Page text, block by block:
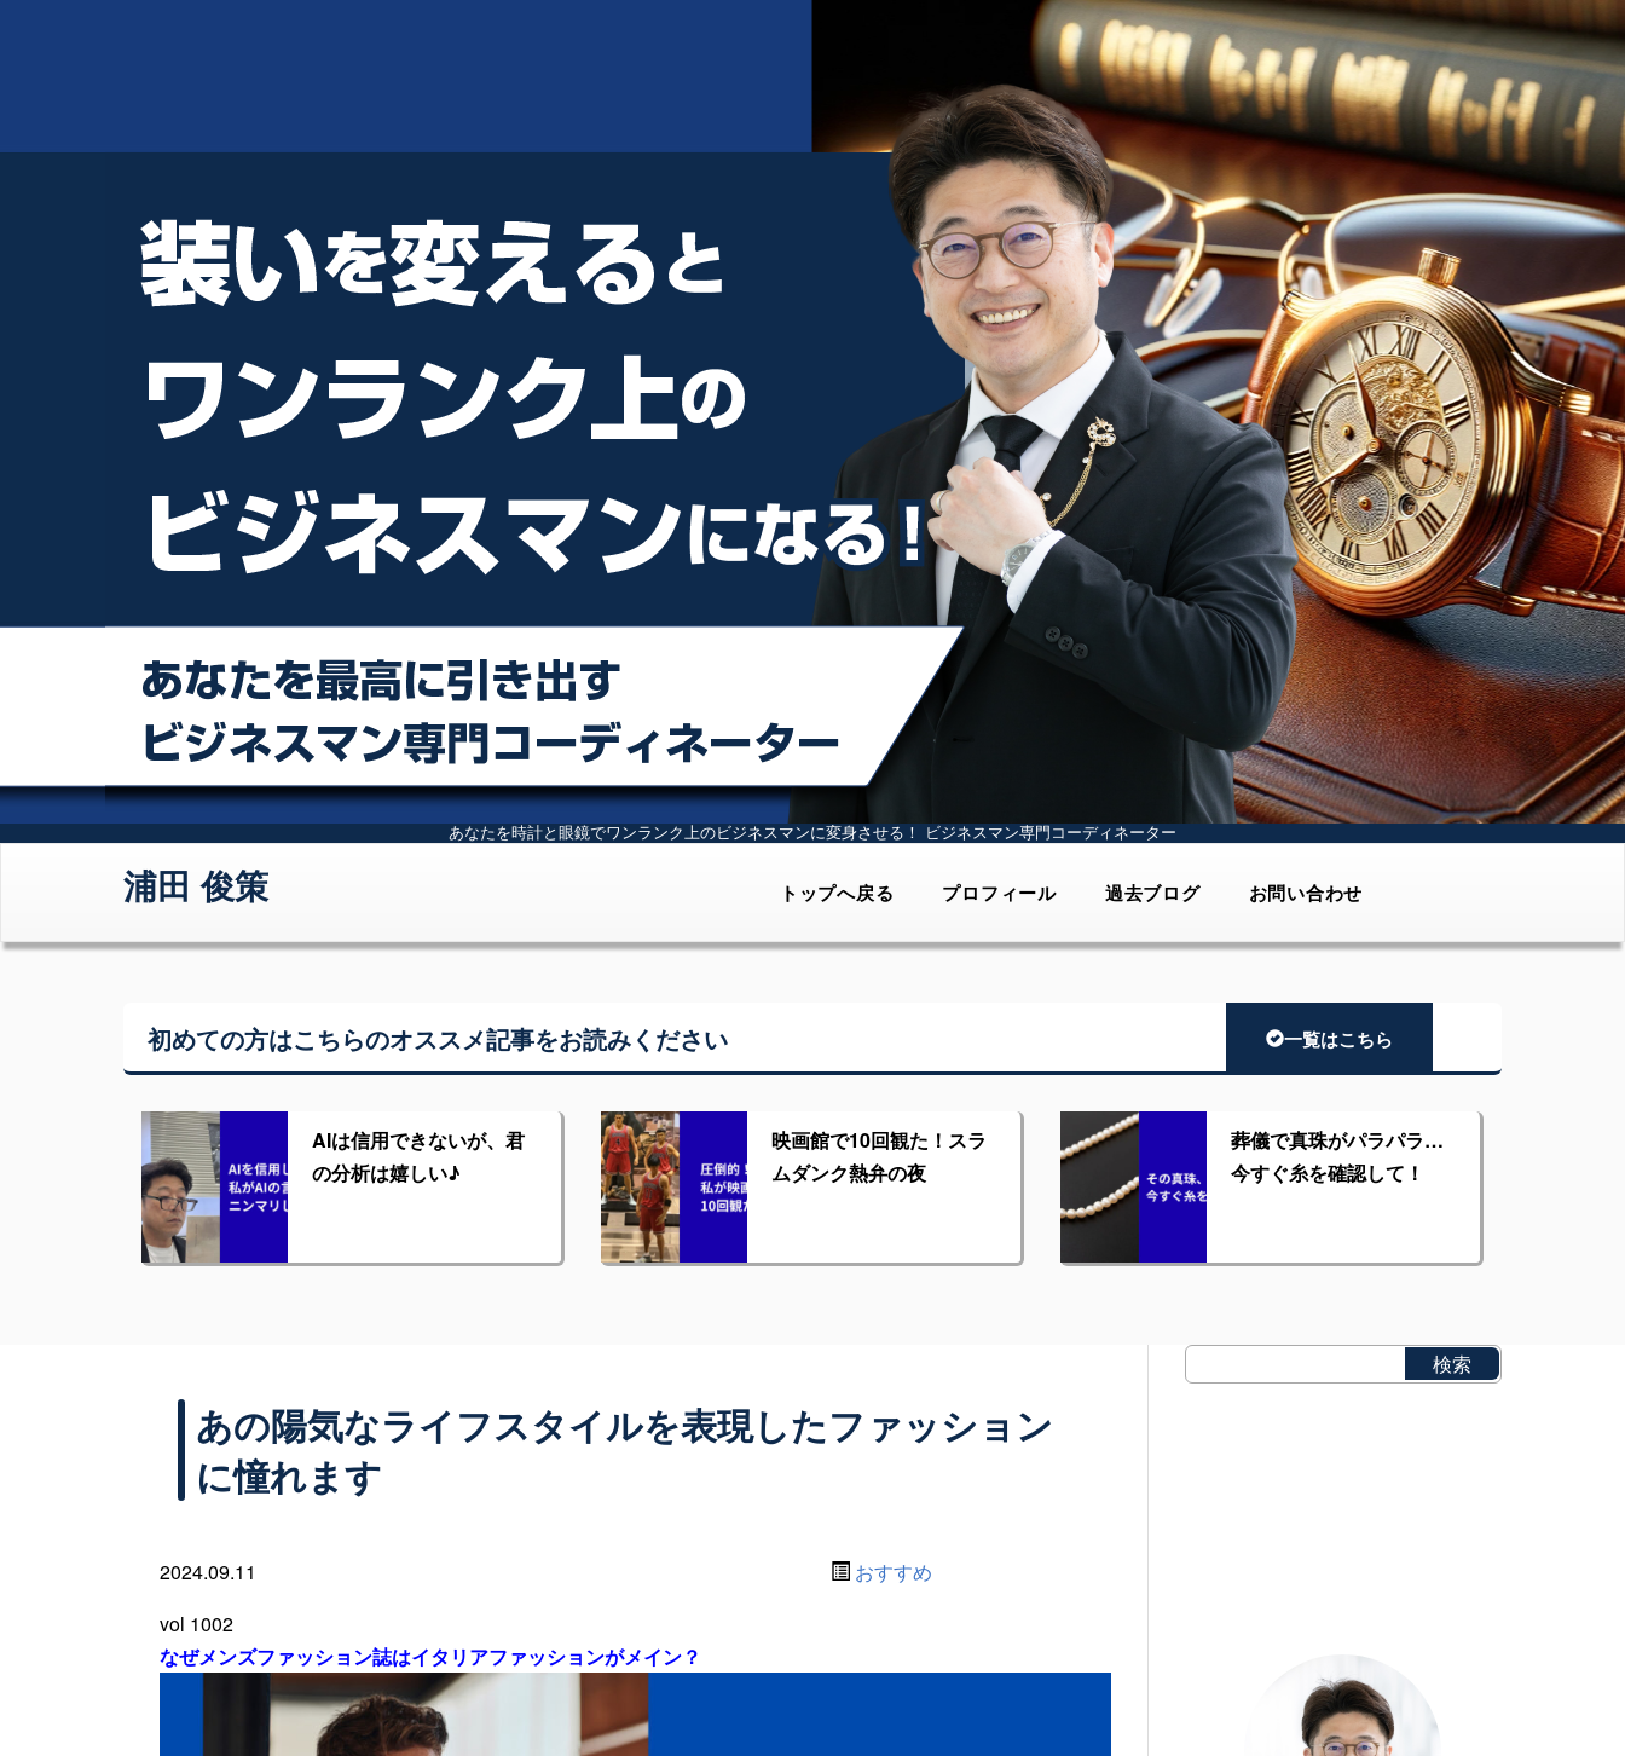
あなたを時計と眼鏡でワンランク上のビジネスマンに変身させる！ビジネスマン専門コーディネーター
浦田 俊策 トップへ戻る プロフィール 過去ブログ お問い合わせ
初めての方はこちらのオススメ記事をお読みください 一覧はこちら
AIは信用できないが、君
の分析は嬉しい♪
映画館で10回観た！スラ
ムダンク熱弁の夜
葬儀で真珠がパラパラ…
今すぐ糸を確認して！
あの陽気なライフスタイルを表現したファッション
に憧れます
2024.09.11
おすすめ
vol 1002
なぜメンズファッション誌はイタリアファッションがメイン？